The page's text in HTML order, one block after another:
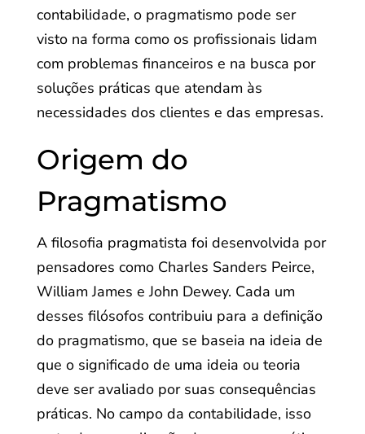
contabilidade, o pragmatismo pode ser
visto na forma como os profissionais lidam
com problemas financeiros e na busca por
soluções práticas que atendam às
necessidades dos clientes e das empresas.
Origem do
Pragmatismo
A filosofia pragmatista foi desenvolvida por
pensadores como Charles Sanders Peirce,
William James e John Dewey. Cada um
desses filósofos contribuiu para a definição
do pragmatismo, que se baseia na ideia de
que o significado de uma ideia ou teoria
deve ser avaliado por suas consequências
práticas. No campo da contabilidade, isso